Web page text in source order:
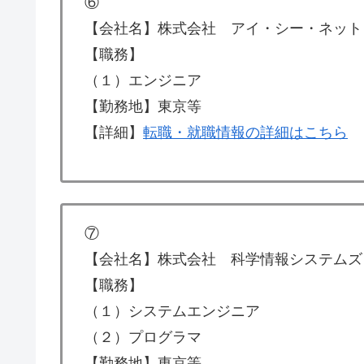
【会社名】株式会社 アイ・シー・ネッ
【職務】
（１）エンジニア
【勤務地】東京等
【詳細】 転職・就職情報の詳細はこちら
⑦
【会社名】株式会社 科学情報システムズ
【職務】
（１）システムエンジニア
（２）プログラマ